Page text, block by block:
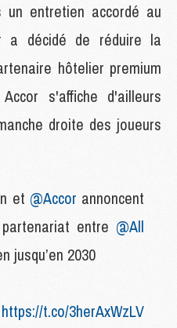
entretien accordé au
a décidé de réduire la
hôtelier premium
s'affiche d'ailleurs
droite des joueurs
et @Accor annoncent
entre @All
jusqu’en 2030
https://t.co/3herAxWzLV